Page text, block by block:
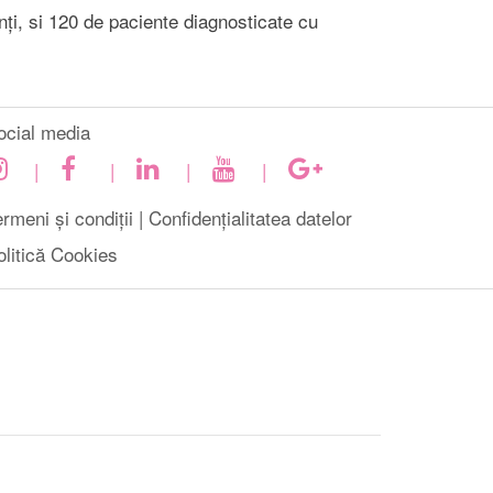
si 120 de paciente diagnosticate cu
media
|
| |
|
și condiții | Confidențialitatea datelor
Cookies